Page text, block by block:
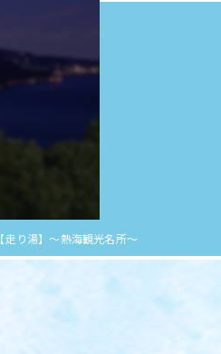
【走り湯】〜熱海観光名所〜